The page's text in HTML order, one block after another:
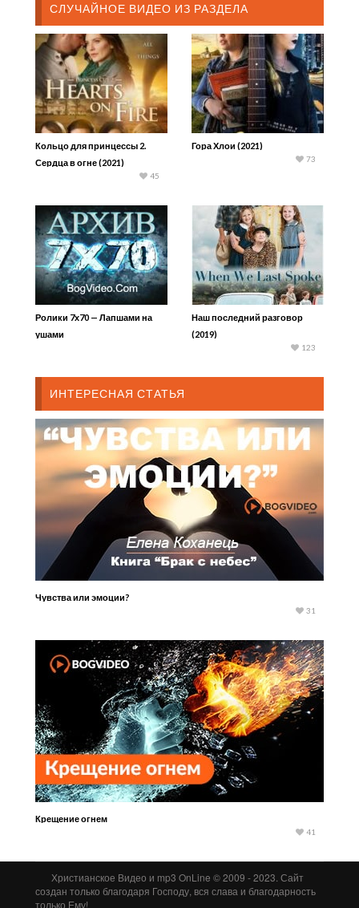
СЛУЧАЙНОЕ ВИДЕО ИЗ РАЗДЕЛА
Кольцо для принцессы 2.
Сердца в огне (2021)
45
Гора Хлои (2021)
73
Ролики 7х70 — Лапшами на
ушами
Наш последний разговор
(2019)
123
ИНТЕРЕСНАЯ СТАТЬЯ
Чувства или эмоции?
31
Крещение огнем
41
Христианское Видео и mp3 OnLine © 2009 - 2023. Сайт
создан только благодаря Господу, вся слава и благодарность
только Ему!